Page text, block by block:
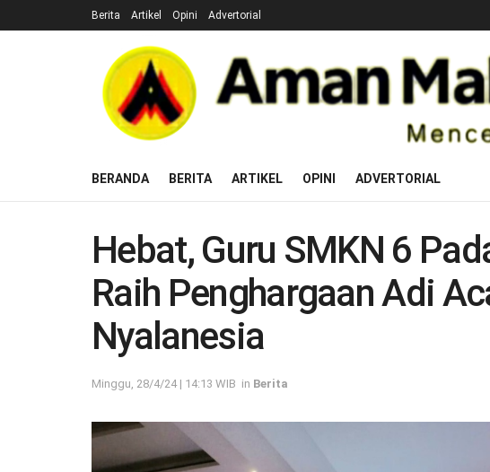
Berita Artikel Opini Advertorial
BERANDA BERITA ARTIKEL OPINI ADVERTORIAL
Hebat, Guru SMKN 6
Raih Penghargaan Adi
Nyalanesia
Minggu, 28/4/24 | 14:13 WIB in Berita